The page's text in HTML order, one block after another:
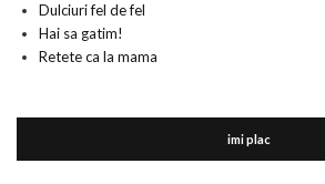
Dulciuri fel de fel
Hai sa gatim!
Retete ca la mama
imi plac